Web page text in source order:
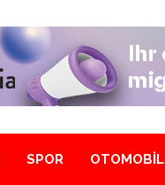
SPOR OTOMOBİL